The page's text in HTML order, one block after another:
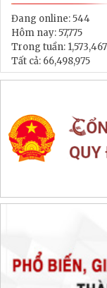
Đang online:544
Hôm nay:57,775
Trong tuần: 1,573,467
Tất cả: 66,498,975